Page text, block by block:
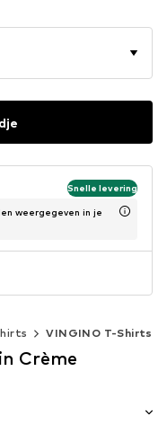
Snelle levering
weergegeven in je
VINGINO T-Shirts
Crème